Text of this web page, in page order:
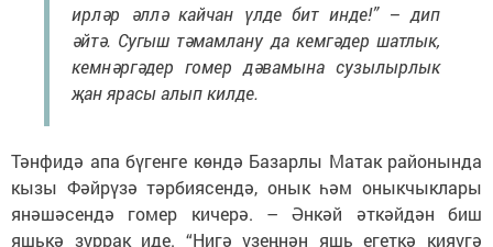
ирләр әллә кайчан үлде бит инде!” – дип
әйтә. Сугыш тәмамлану да кемгәдер шатлык,
кемнәргәдер гомер дәвамына сузылырлык
җан ярасы алып килде.
Тәнфидә апа бүгенге көндә Базарлы Матак районында
кызы Фәйрүзә тәрбиясендә, онык һәм оныкчыклары
янәшәсендә гомер кичерә. – Әнкәй әткәйдән биш
яшькә зуррак иде. “Нигә үзеңнән яшь егеткә кияүгә